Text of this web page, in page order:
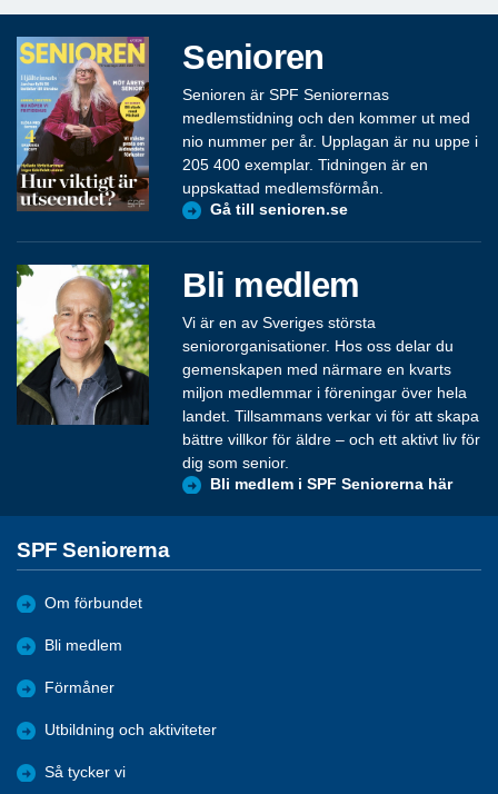
Senioren
Senioren är SPF Seniorernas
medlemstidning och den kommer ut med
nio nummer per år. Upplagan är nu uppe i
205 400 exemplar. Tidningen är en
uppskattad medlemsförmån.
Gå till senioren.se
Bli medlem
Vi är en av Sveriges största
seniororganisationer. Hos oss delar du
gemenskapen med närmare en kvarts
miljon medlemmar i föreningar över hela
landet. Tillsammans verkar vi för att skapa
bättre villkor för äldre – och ett aktivt liv för
dig som senior.
Bli medlem i SPF Seniorerna här
SPF Seniorerna
Om förbundet
Bli medlem
Förmåner
Utbildning och aktiviteter
Så tycker vi